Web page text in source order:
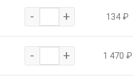
- + 134 ₽
- + 1 470 ₽